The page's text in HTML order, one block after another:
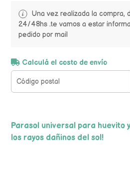
Una vez realizada la compra,
24/48hs .te vamos a estar
pedido por mail
Calculá el costo de envío
Parasol universal para huevito
los rayos dañinos del sol!